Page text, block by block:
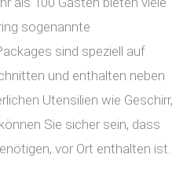
sogenannte
sind speziell auf
und enthalten neben
Utensilien wie Geschirr,
Sie sicher sein, dass
vor Ort enthalten ist.